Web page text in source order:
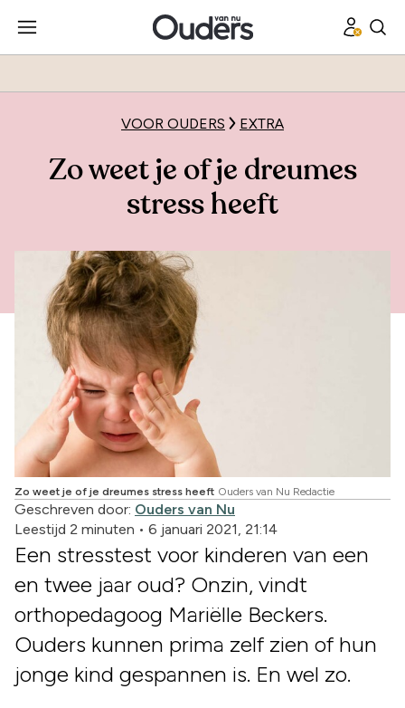
VOOR OUDERS EXTRA
Zo weet je of je dreumes
stress heeft
Zo weet je of je dreumes stress heeft Ouders van Nu Redactie
Geschreven door: Ouders van Nu
Leestijd 2 minuten • 6 januari 2021, 21:14
Een stresstest voor kinderen van een
en twee jaar oud? Onzin, vindt
orthopedagoog Mariëlle Beckers.
Ouders kunnen prima zelf zien of hun
jonge kind gespannen is. En wel zo.